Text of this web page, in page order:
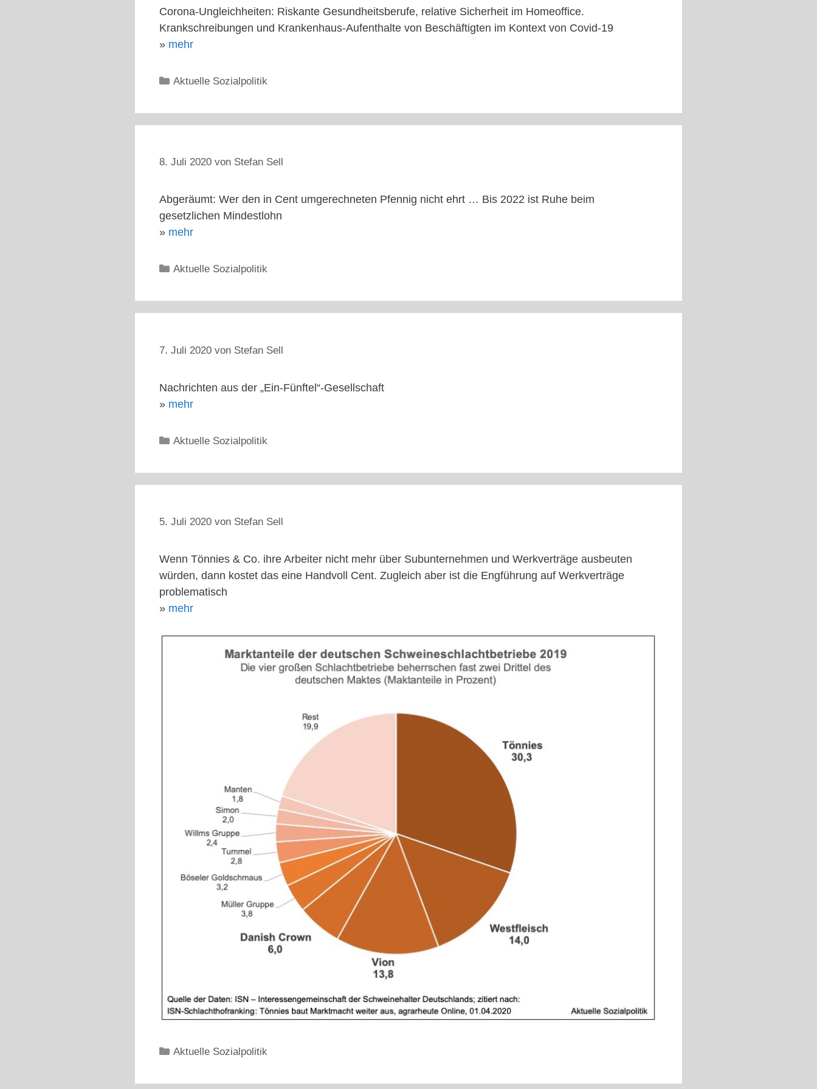
Corona-Ungleichheiten: Riskante Gesundheitsberufe, relative Sicherheit im Homeoffice.
Krankschreibungen und Krankenhaus-Aufenthalte von Beschäftigten im Kontext von Covid-19
» mehr
Kategorien
Aktuelle Sozialpolitik
8. Juli 2020 von Stefan Sell
Abgeräumt: Wer den in Cent umgerechneten Pfennig nicht ehrt … Bis 2022 ist Ruhe beim
gesetzlichen Mindestlohn
» mehr
Kategorien
Aktuelle Sozialpolitik
7. Juli 2020 von Stefan Sell
Nachrichten aus der „Ein-Fünftel“-Gesellschaft
» mehr
Kategorien
Aktuelle Sozialpolitik
5. Juli 2020 von Stefan Sell
Wenn Tönnies & Co. ihre Arbeiter nicht mehr über Subunternehmen und Werkverträge ausbeuten
würden, dann kostet das eine Handvoll Cent. Zugleich aber ist die Engführung auf Werkverträge
problematisch
» mehr
Kategorien
Aktuelle Sozialpolitik